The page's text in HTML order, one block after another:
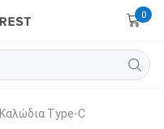
0
Καλώδια Type-C